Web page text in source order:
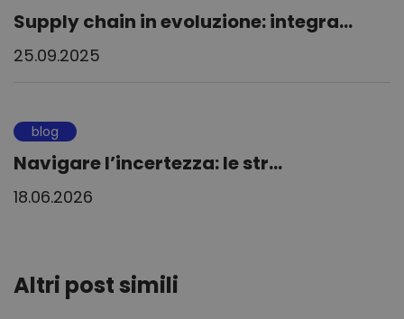
Supply chain in evoluzione: integra...
25.09.2025
blog
Navigare l’incertezza: le str...
18.06.2026
Altri post simili